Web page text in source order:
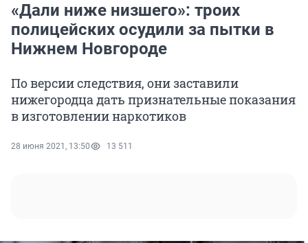
«Дали ниже низшего»: троих
полицейских осудили за пытки в
Нижнем Новгороде
По версии следствия, они заставили
нижегородца дать признательные показания
в изготовлении наркотиков
28 июня 2021, 13:50 13 511